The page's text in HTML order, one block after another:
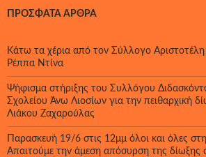
ΠΡΌΣΦΑΤΑ ΆΡΘΡΑ
Κάτω τα χέρια από τον Σύλλογο
Ρέππα Ντίνα
Ψήφισμα στήριξης του Συλλόγου
Σχολείου Άνω Λιοσίων για την πειθαρχική
Λιάκου Ζαχαρούλας
Παρασκευή 19/6 στις 12μμ όλοι και όλες
Απαιτούμε την άμεση απόσυρση της δίωξης